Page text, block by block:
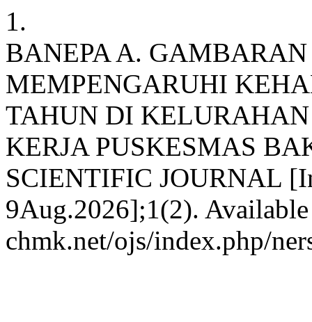
1.
BANEPA A.
MEMPENGARUHI
TAHUN DI
KERJA PUSKESMAS
SCIENTIFIC JOURNAL
9Aug.2026];1(2).
chmk.net/ojs/index.php/